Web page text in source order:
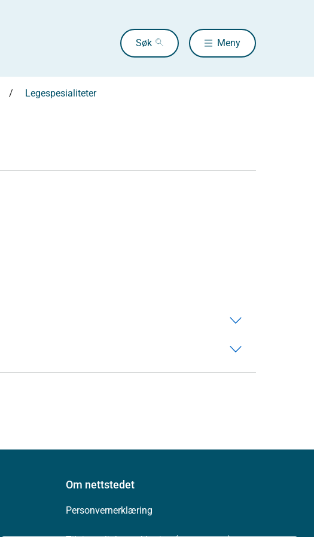
Søk Meny
Legespesialiteter
Om nettstedet
Personvernerklæring